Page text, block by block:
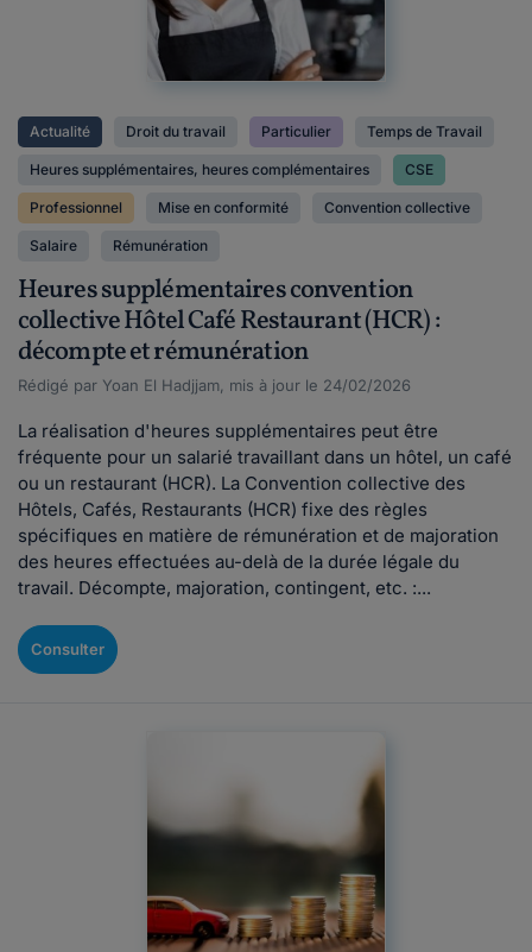
Actualité Droit du travail Particulier Temps de Travail
Heures supplémentaires, heures complémentaires CSE
Professionnel Mise en conformité Convention collective
Salaire Rémunération
Heures supplémentaires convention
collective Hôtel Café Restaurant (HCR) :
décompte et rémunération
Rédigé par Yoan El Hadjjam, mis à jour le 24/02/2026
La réalisation d'heures supplémentaires peut être
fréquente pour un salarié travaillant dans un hôtel, un café
ou un restaurant (HCR). La Convention collective des
Hôtels, Cafés, Restaurants (HCR) fixe des règles
spécifiques en matière de rémunération et de majoration
des heures effectuées au-delà de la durée légale du
travail. Décompte, majoration, contingent, etc. :...
Consulter